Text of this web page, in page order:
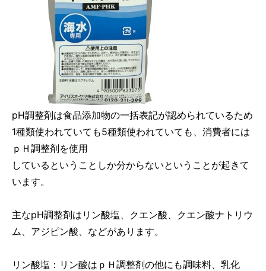
pH調整剤は食品添加物の一括表記が認められているため
1種類使われていても5種類使われていても、消費者には
ｐＨ調整剤を使用
しているということしか分からないということが起きて
います。
主なpH調整剤はリン酸塩、クエン酸、クエン酸ナトリウ
ム、アジピン酸、などがあります。
リン酸塩：リン酸はｐＨ調整剤の他にも調味料、乳化